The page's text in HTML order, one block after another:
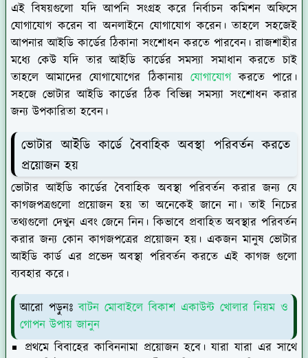
এই বিষয়গুলো যদি আপনি সংগ্রহ করে নির্বাচন কমিশন অফিসে
যোগাযোগ করেন বা অনলাইনে যোগাযোগ করেন। তাহলে সহজেই
আপনার আইডি কার্ডের ঠিকানা সংশোধন করতে পারবেন। রাজশাহীর
মধ্যে কেউ যদি তার আইডি কার্ডের সমস্যা সমাধান করতে চাই
তাহলে আমাদের যোগাযোগের ঠিকানায় যোগাযোগকরতে পারে।
সহজে ভোটার আইডি কার্ডের ঠিক বিভিন্ন সমস্যা সংশোধন করার
জন্য উপকারিতা হবেন।
ভোটার আইডি কার্ডে বৈবাহিক অবস্থা পরিবর্তন করতে
প্রয়োজন হয়
ভোটার আইডি কার্ডের বৈবাহিক অবস্থা পরিবর্তন করার জন্য যে
কাগজপত্রগুলো প্রয়োজন হয় তা অনেকেই জানে না। তাই নিচের
তথ্যগুলো দেখুন এবং জেনে নিন। কিভাবে প্রবাহিত অবস্থার পরিবর্তন
করার জন্য কোন কাগজপত্রের প্রয়োজন হয়। একজন মানুষ ভোটার
আইডি কার্ড এর প্রভেদ অবস্থা পরিবর্তন করতে এই কাগজ গুলো
ব্যবহার করে।
আরো পড়ুনঃ বাটন মোবাইলে বিকাশ একাউন্ট খোলার নিয়ম ও
গোপন উপায় জানুন
প্রথমে বিবাহের কাবিননামা প্রয়োজন হবে। যারা যারা এর সাথে